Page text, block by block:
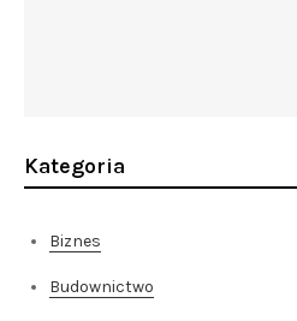
Kategoria
Biznes
Budownictwo